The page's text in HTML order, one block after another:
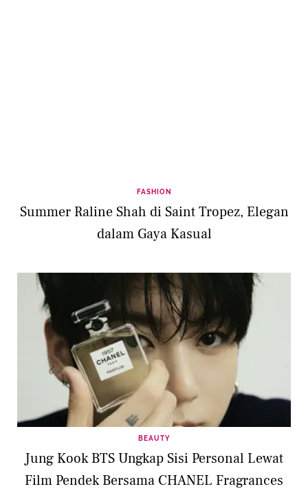
FASHION
Summer Raline Shah di Saint Tropez, Elegan
dalam Gaya Kasual
BEAUTY
Jung Kook BTS Ungkap Sisi Personal Lewat
Film Pendek Bersama CHANEL Fragrances